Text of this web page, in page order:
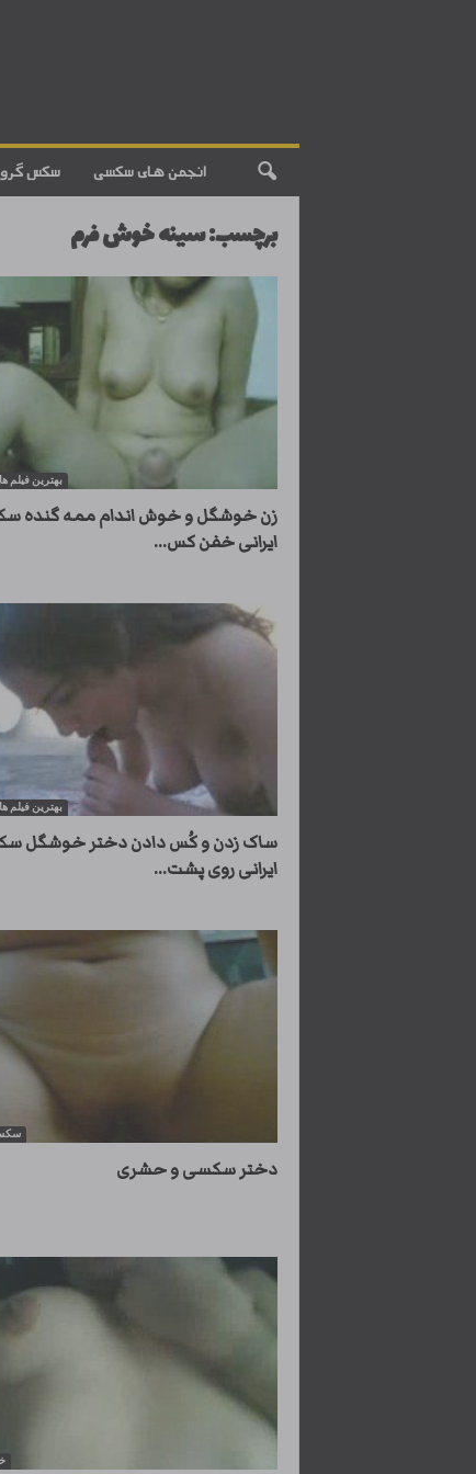
سکس انجمن های سکسی
برچسب: سینه خوش فرم
بهترین
زن خوشگل و خوش اندام ممه گنده
ایرانی خفن کس...
بهترین
ساک زدن و کُس دادن دختر خوشگل
ایرانی روی پشت...
دختر سکسی و حشری